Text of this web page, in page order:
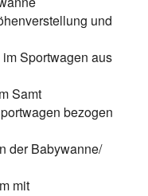
und
Sportwagen aus
Samt
bezogen
der Babywanne/
mit